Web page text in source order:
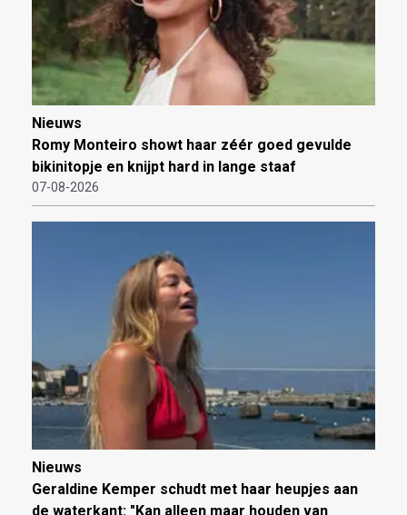
Nieuws
Romy Monteiro showt haar zéér goed gevulde
bikinitopje en knijpt hard in lange staaf
07-08-2026
Nieuws
Geraldine Kemper schudt met haar heupjes aan
de waterkant: "Kan alleen maar houden van